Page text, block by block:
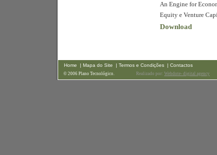
An Engine for
Equity e Venture
Download
Home | Mapa do Site | Termos e Condições | Contactos
© 2006 Plano Tecnológico. Realizado por: Webdote- digital agency